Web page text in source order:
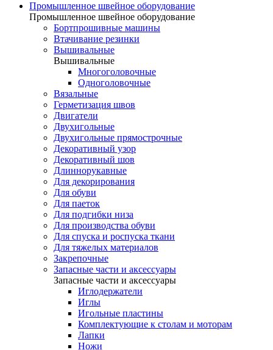
Промышленное швейное оборудование
Промышленное швейное оборудование
Бортпрошивные машины
Втачивание резинки
Вышивальные
Вышивальные
Многоголовочные
Одноголовочные
Вязальные
Герметизация швов
Двигатели
Двухигольные
Двухигольные прямострочные
Декоративный узор
Декоративный шов
Длиннорукавные
Для декорирования
Для обуви
Для паеток
Для подгибки низа
Для производства обуви
Для спуска и роспуска ткани
Для тяжелых материалов
Закрепочные
Запасные части и аксессуары
Запасные части и аксессуары
Иглодержатели
Иглы
Игольные пластины
Комплектующие к столам и моторам
Лапки
Ножи